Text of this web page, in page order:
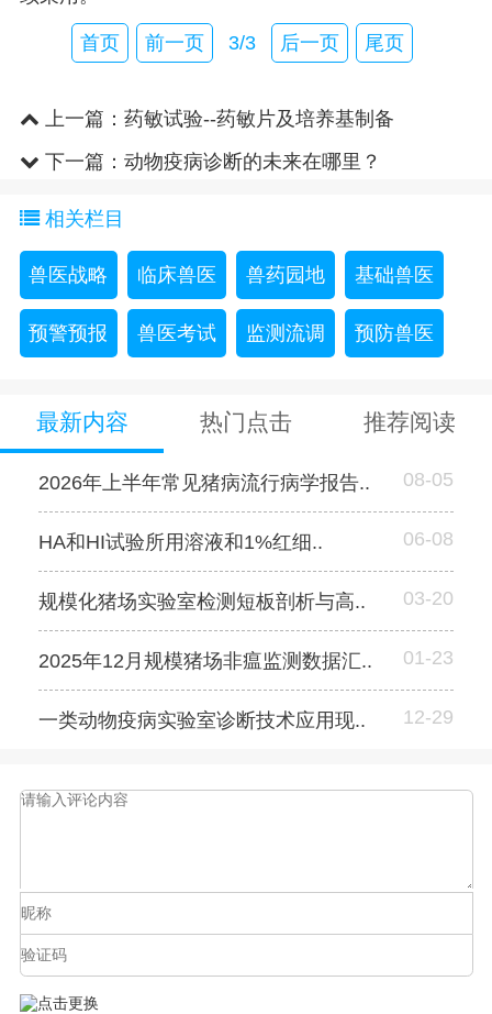
首页 前一页 3/3 后一页 尾页
上一篇： 药敏试验--药敏片及培养基制备
下一篇： 动物疫病诊断的未来在哪里？
相关栏目
兽医战略 临床兽医 兽药园地 基础兽医
预警预报 兽医考试 监测流调 预防兽医
最新内容 热门点击 推荐阅读
2026年上半年常见猪病流行病学报告.. 08-05
HA和HI试验所用溶液和1%红细.. 06-08
规模化猪场实验室检测短板剖析与高.. 03-20
2025年12月规模猪场非瘟监测数据汇.. 01-23
一类动物疫病实验室诊断技术应用现.. 12-29